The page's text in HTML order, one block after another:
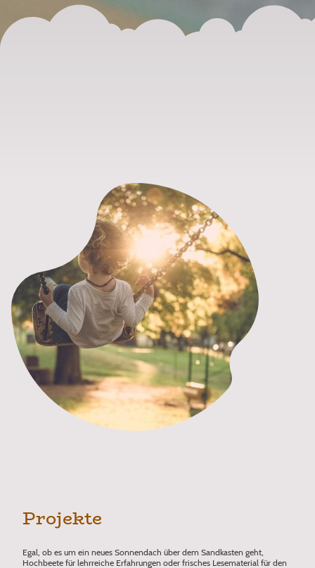
Projekte
Egal, ob es um ein neues Sonnendach über dem Sandkasten geht,
Hochbeete für lehrreiche Erfahrungen oder frisches Lesematerial für den